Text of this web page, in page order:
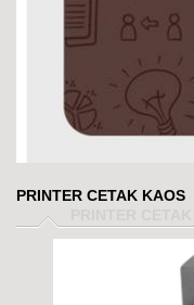
PRINTER CETAK KAOS